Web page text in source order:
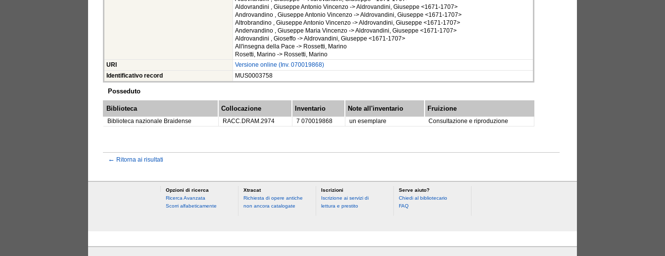
Aldovrandini , Giuseppe Antonio Vincenzo -> Aldrovandini, Giuseppe <1671-1707>
Androvandino , Giuseppe Antonio Vincenzo -> Aldrovandini, Giuseppe <1671-1707>
Altrobrandino , Giuseppe Antonio Vincenzo -> Aldrovandini, Giuseppe <1671-1707>
Andervandino , Giuseppe Maria Vincenzo -> Aldrovandini, Giuseppe <1671-1707>
Aldrovandini , Gioseffo -> Aldrovandini, Giuseppe <1671-1707>
All'insegna della Pace -> Rossetti, Marino
Rosetti, Marino -> Rossetti, Marino
URI
Versione online (Inv. 070019868)
Identificativo record
MUS0003758
Posseduto
Biblioteca Collocazione Inventario Note all'inventario Fruizione
Biblioteca nazionale Braidense RACC.DRAM.2974 7 070019868 un esemplare Consultazione e riproduzione
← Ritorna ai risultati
Opzioni di ricerca
Ricerca Avanzata
Scorri alfabeticamente
Xtracat
Richiesta di opere antiche
non ancora catalogate
Iscrizioni
Iscrizione ai servizi di
lettura e prestito
Serve aiuto?
Chiedi al bibliotecario
FAQ